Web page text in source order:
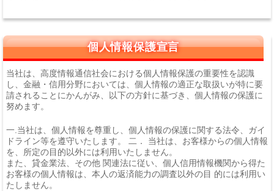
個人情報保護宣言
当社は、高度情報通信社会における個人情報保護の重要性を認識
し、金融・信用分野においては、個人情報の適正な取扱いが特に要
請されることにかんがみ、以下の方針に基づき、個人情報の保護に
努めます。
一.当社は、個人情報を尊重し、個人情報の保護に関する法令、ガイ
ドライン等を遵守いたします。 二． 当社は、お客様からの個人情報
を、所定の目的以外には利用いたしません。
また、貸金業法、その他 関連法に従い、個人信用情報機関から得た
お客様の個人情報は、本人の返済能力の調査以外の目 的には利用い
たしません。